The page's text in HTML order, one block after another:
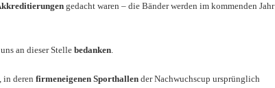
gedacht waren – die Bänder werden im kommenden Jahr
an dieser Stelle bedanken.
, in deren firmeneigenen Sporthallender Nachwuchscup ursprünglich